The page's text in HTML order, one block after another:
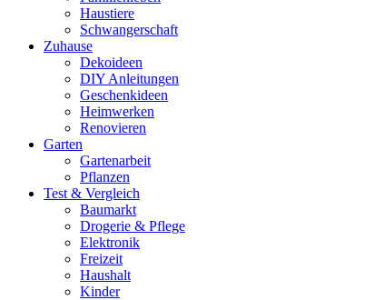
Haustiere
Schwangerschaft
Zuhause
Dekoideen
DIY Anleitungen
Geschenkideen
Heimwerken
Renovieren
Garten
Gartenarbeit
Pflanzen
Test & Vergleich
Baumarkt
Drogerie & Pflege
Elektronik
Freizeit
Haushalt
Kinder